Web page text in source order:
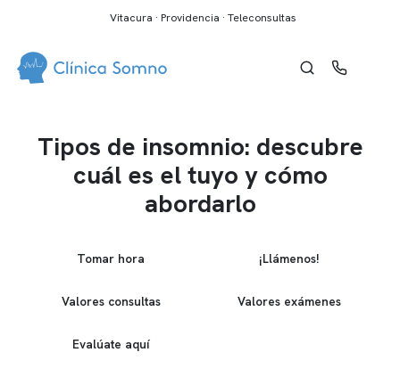
Vitacura · Providencia · Teleconsultas
Tipos de insomnio: descubre
cuál es el tuyo y cómo
abordarlo
Tomar hora ¡Llámenos!
Valores consultas Valores exámenes
Evalúate aquí